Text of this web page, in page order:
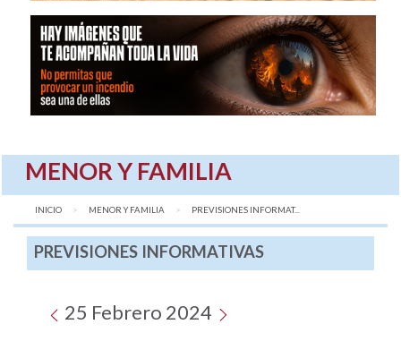
MENOR Y FAMILIA
INICIO MENOR Y FAMILIA AQUÍ:
PREVISIONES INFORMAT...
PREVISIONES INFORMATIVAS
25 Febrero 2024